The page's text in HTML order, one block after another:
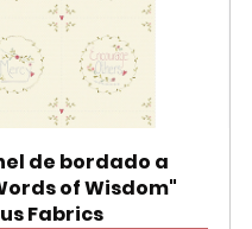
de bordado a
of Wisdom"
Fabrics